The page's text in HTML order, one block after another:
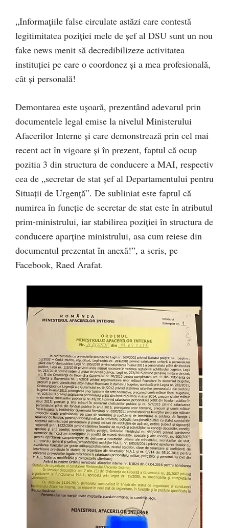
„Informațiile false circulate astăzi care contestă
legitimitatea poziției mele de șef al DSU sunt un nou
fake news menit să decredibilizeze activitatea
instituției pe care o coordonez și a mea profesională,
cât și personală!
Demontarea este ușoară, prezentând adevarul prin
documentele legal emise la nivelul Ministerului
Afacerilor Interne și care demonstrează prin cel mai
recent act în vigoare și în prezent, faptul că ocup
pozitia 3 din structura de conducere a MAI, respectiv
cea de „secretar de stat șef al Departamentului pentru
Situații de Urgență”. De subliniat este faptul că
numirea în funcție de secretar de stat este în atributul
prim-ministrului, iar stabilirea poziției în structura de
conducere aparține ministrului, asa cum reiese din
documentul prezentat în anexă!”, a scris, pe
Facebook, Raed Arafat.